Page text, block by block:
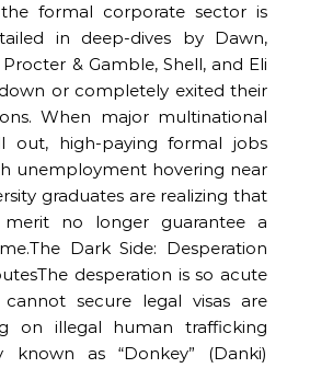
formal corporate sector is
in deep-dives by Dawn,
& Gamble, Shell, and Eli
or completely exited their
When major multinational
out, high-paying formal jobs
unemployment hovering near
graduates are realizing that
no longer guarantee a
Dark Side: Desperation
desperation is so acute
secure legal visas are
on illegal human trafficking
known as “Donkey” (Danki)